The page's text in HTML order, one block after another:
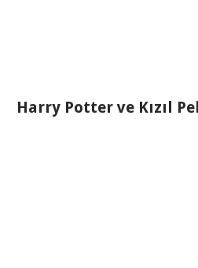
Harry Potter ve Kızıl